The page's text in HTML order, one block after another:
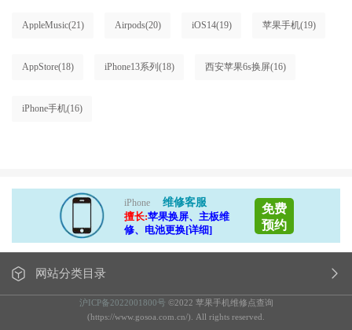
AppleMusic(21) Airpods(20) iOS14(19) 苹果手机(19)
AppStore(18) iPhone13系列 (18) 西安苹果6s换屏(16)
iPhone手机(16)
iPhone
维修客服
擅长:苹果换屏、主板维
修、电池更换[详细]
免费
预约
网站分类目录
沪ICP备2022001800号 ©2022 苹果手机维修点查询
(https://www.gosoa.com.cn/). All rights reserved.